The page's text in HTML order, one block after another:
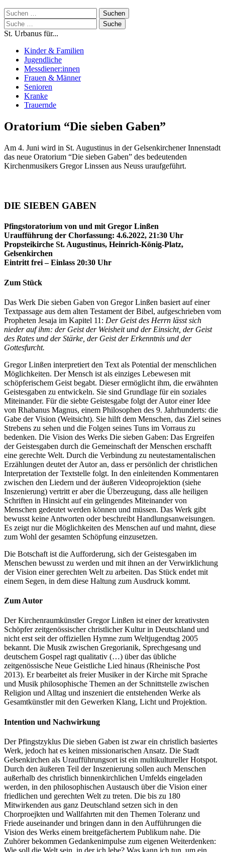
Suchen
nach:
Suche
nach:
St. Urbanus für...
Kinder & Familien
Jugendliche
Messdiener:innen
Frauen & Männer
Senioren
Kranke
Trauernde
Oratorium “Die sieben Gaben”
Am 4. Juni wird in St. Augustinus in der Gelsenkirchener Innenstadt
das neue Oratorium “Die sieben Gaben” des bedeutenden
Kirchenmusikers Gregor Linssen aus Neuss uraufgeführt.
DIE SIEBEN GABEN
Pfingstoratorium von und mit Gregor Linßen
Uraufführung der Chorfassung: 4.6.2022, 21:30 Uhr
Propsteikirche St. Augustinus, Heinrich-König-Platz,
Gelsenkirchen
Eintritt frei – Einlass 20:30 Uhr
Zum Stück
Das Werk Die sieben Gaben von Gregor Linßen basiert auf einer
Textpassage aus dem alten Testament der Bibel, aufgeschrieben vom
Propheten Jesaja im Kapitel 11: Der Geist des Herrn lässt sich
nieder auf ihm: der Geist der Weisheit und der Einsicht, der Geist
des Rates und der Stärke, der Geist der Erkenntnis und der
Gottesfurcht.
Gregor Linßen interpretiert den Text als Potential der menschlichen
Möglichkeiten. Der Mensch ist als einziges Lebewesen mit
schöpferischem Geist begabt. Dieser ermöglicht ihm, die erwähnten
Geistesgaben zu entwickeln. Sie sind Grundlage für ein soziales
Miteinander. Für die siebte Geistesgabe folgt der Autor einer Idee
von Rhabanus Magnus, einem Philosophen des 9. Jahrhunderts: die
Gabe der Vision (Weitsicht). Sie hilft dem Menschen, das Ziel seines
Strebens zu sehen und die Folgen seines Tuns im Vorraus zu
bedenken. Die Vision des Werks Die sieben Gaben: Das Ergreifen
der Geistesgaben durch die Gemeinschaft der Menschen erschafft
eine gerechte Welt. Durch die Verbindung zu neutestamentalischen
Erzählungen deutet der Autor an, dass er persönlich der christlichen
Interpretation der Textstelle folgt. In den einleitenden Kommentaren
zwischen den Liedern und der äußeren Videoprojektion (siehe
Inszenierung) vertritt er aber die Überzeugung, dass alle heiligen
Schriften in Hinsicht auf ein gelingendes Miteinander von
Menschen gedeutet werden können und müssen. Das Werk gibt
bewusst keine Antworten oder beschreibt Handlungsanweisungen.
Es zeigt nur die Möglichkeiten des Menschen auf und mahnt, diese
zum Wohl der gesamten Schöpfung einzusetzen.
Die Botschaft ist die Aufforderung, sich der Geistesgaben im
Menschen bewusst zu werden und mit ihnen an der Verwirklichung
der Vision einer gerechten Welt zu arbeiten. Das Stück endet mit
einem Segen, in dem diese Haltung zum Ausdruck kommt.
Zum Autor
Der Kirchenraumkünstler Gregor Linßen ist einer der kreativsten
Schöpfer zeitgenössischer christlicher Kultur in Deutschland und
nicht erst seit der offiziellen Hymne zum Weltjugendtag 2005
bekannt. Die Musik zwischen Gregorianik, Sprechgesang und
deutschem Gospel ragt qualitativ (…) über das übliche
zeitgenössische Neue Geistliche Lied hinaus (Rheinische Post
2013). Er bearbeitet als freier Musiker in der Kirche mit Sprache
und Musik philosophische Themen an der Schnittstelle zwischen
Religion und Alltag und inszeniert die entstehenden Werke als
Gesamtkünstler mit den Gewerken Klang, Licht und Projektion.
Intention und Nachwirkung
Der Pfingstzyklus Die sieben Gaben ist zwar ein christlich basiertes
Werk, jedoch hat es keinen missionarischen Ansatz. Die Stadt
Gelsenkirchen als Uraufführungsort ist ein multikultureller Hotspot.
Durch den äußeren Teil der Inszenierung sollen auch Menschen
außerhalb des christlich binnenkirchlichen Umfelds eingeladen
werden, in den philosophischen Austausch über die Vision einer
friedlichen und gerechten Welt zu treten. Die bis zu 180
Mitwirkenden aus ganz Deutschland setzen sich in den
Chorproejkten und Wallfahrten mit den Themen Toleranz und
Friede auseinander und bringen dann in den Aufführungen die
Vision des Werks einem breitgefächertem Publikum nahe. Die
Zuhörer bekommen Gedankenimpulse zum eigenen Weiterdenken:
Wie soll die Welt sein, in der ich lebe? Was kann ich tun, um ein